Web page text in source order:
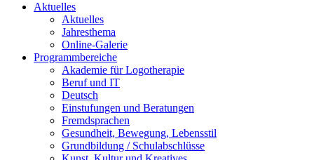
Aktuelles
Aktuelles
Jahresthema
Online-Galerie
Programmbereiche
Akademie für Logotherapie
Beruf und IT
Deutsch
Einstufungen und Beratungen
Fremdsprachen
Gesundheit, Bewegung, Lebensstil
Grundbildung / Schulabschlüsse